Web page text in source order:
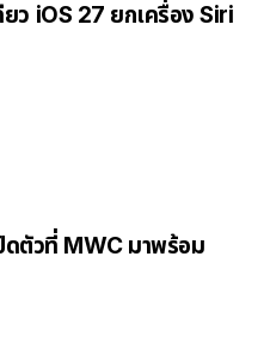
ว iOS 27 ยกเครื่อง Siri
ตัวที่ MWC มาพร้อม